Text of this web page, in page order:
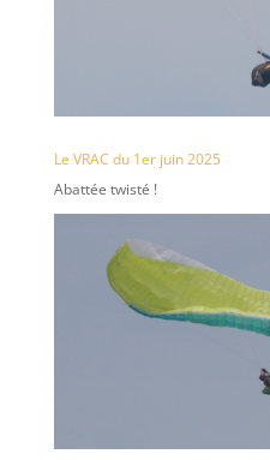
Le VRAC du 1er juin 2025
Abattée twisté !